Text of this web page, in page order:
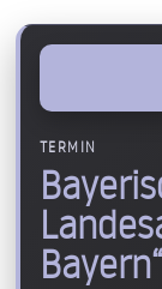
TERMIN
Bayern“